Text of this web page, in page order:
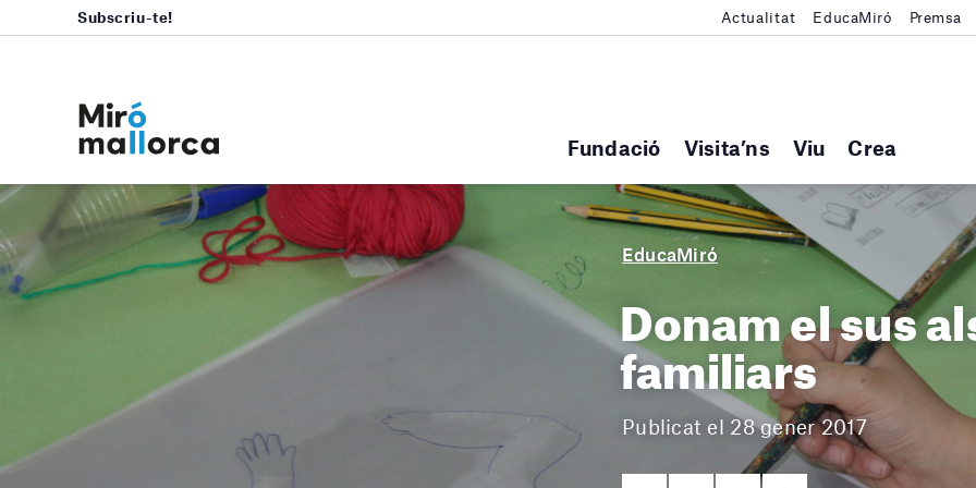
Fundació Visita’ns Viu Crea
Subscriu-te! Actualitat EducaMiró Premsa
EducaMiró
Donam el sus
familiars
Publicat el 28 gener 2017